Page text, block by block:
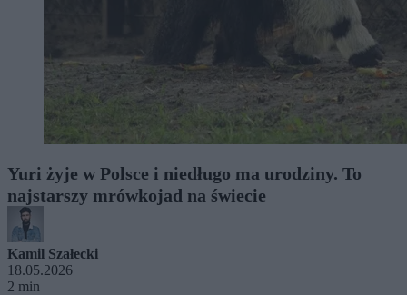
Yuri żyje w Polsce i niedługo ma urodziny. To
najstarszy mrówkojad na świecie
Kamil Szałecki
18.05.2026
2 min